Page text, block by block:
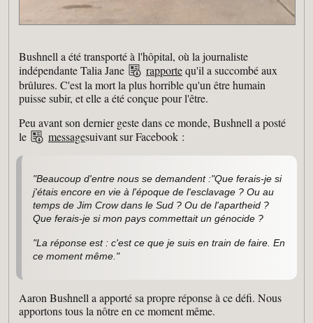
Bushnell a été transporté à l'hôpital, où la journaliste
indépendante Talia Jane
rapportequ'il a succombé aux
brûlures. C'est la mort la plus horrible qu'un être humain
puisse subir, et elle a été conçue pour l'être.
Peu avant son dernier geste dans ce monde, Bushnell a posté
le
messagesuivant sur Facebook :
"Beaucoup d'entre nous se demandent :"Que ferais-je si
j'étais encore en vie à l'époque de l'esclavage ? Ou au
temps de Jim Crow dans le Sud ? Ou de l'apartheid ?
Que ferais-je si mon pays commettait un génocide ?
"La réponse est : c'est ce que je suis en train de faire. En
ce moment même."
Aaron Bushnell a apporté sa propre réponse à ce défi. Nous
apportons tous la nôtre en ce moment même.